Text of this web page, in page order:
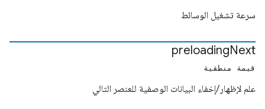
سرعة تشغيل الوسائط
preloadingNext
قيمة منطقية
علم لإظهار/إخفاء البيانات الوصفية للعنصر التالي